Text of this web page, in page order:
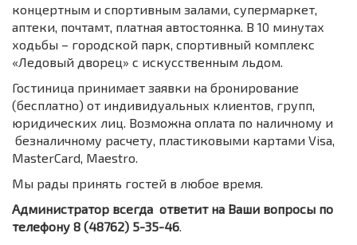
концертным и спортивным залами, супермаркет,
аптеки, почтамт, платная автостоянка. В 10 минутах
ходьбы – городской парк, спортивный комплекс
«Ледовый дворец» с искусственным льдом.
Гостиница принимает заявки на бронирование
(бесплатно) от индивидуальных клиентов, групп,
юридических лиц. Возможна оплата по наличному и
безналичному расчету, пластиковыми картами Visa,
MasterCard, Maestro.
Мы рады принять гостей в любое время.
Администратор всегда ответит на Ваши вопросы по
телефону 8 (48762) 5-35-46.